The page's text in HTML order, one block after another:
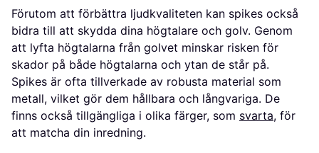
Förutom att förbättra ljudkvaliteten kan spikes också
bidra till att skydda dina högtalare och golv. Genom
att lyfta högtalarna från golvet minskar risken för
skador på både högtalarna och ytan de står på.
Spikes är ofta tillverkade av robusta material som
metall, vilket gör dem hållbara och långvariga. De
finns också tillgängliga i olika färger, som svarta, för
att matcha din inredning.